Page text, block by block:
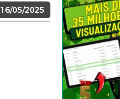
16/05/2025